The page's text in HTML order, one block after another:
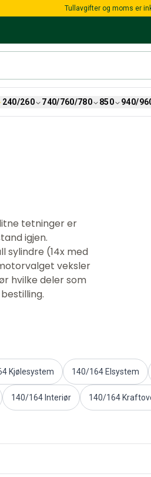
Tullavgifter og moms er
240/260 740/760/780 850 940/
tetninger er
igjen.
sylindre (14x med
veksler
hvilke deler som
Kjølesystem 140/164 Elsystem
140/164 Interiør 140/164